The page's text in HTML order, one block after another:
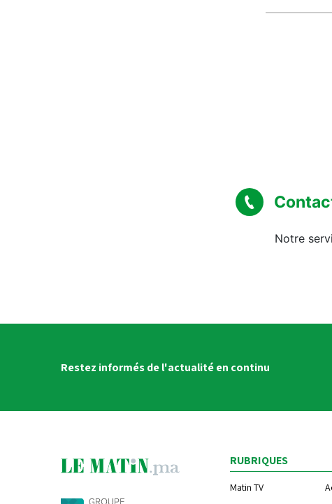
Notre
Restez informés de l'actualité en continu
RUBRIQUES
Matin TV